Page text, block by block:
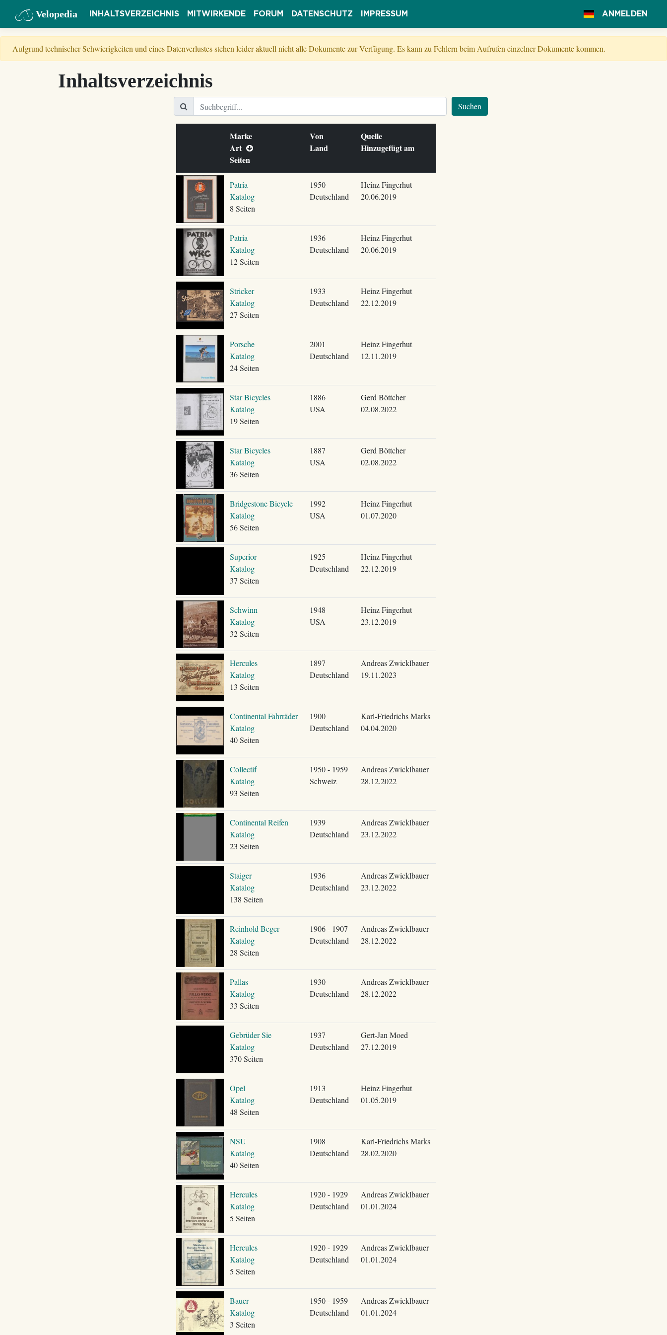
Velopedia INHALTSVERZEICHNIS MITWIRKENDE FORUM DATENSCHUTZ IMPRESSUM ANMELDEN
Aufgrund technischer Schwierigkeiten und eines Datenverlustes stehen leider aktuell nicht alle Dokumente zur Verfügung. Es kann zu Fehlern beim Aufrufen einzelner Dokumente kommen.
Inhaltsverzeichnis
Suchen
Marke
Art
Seiten
Von
Land
Quelle
Hinzugefügt am
Patria
Katalog
8 Seiten
1950
Deutschland
Heinz Fingerhut
20.06.2019
Patria
Katalog
12 Seiten
1936
Deutschland
Heinz Fingerhut
20.06.2019
Stricker
Katalog
27 Seiten
1933
Deutschland
Heinz Fingerhut
22.12.2019
Porsche
Katalog
24 Seiten
2001
Deutschland
Heinz Fingerhut
12.11.2019
Star Bicycles
Katalog
19 Seiten
1886
USA
Gerd Böttcher
02.08.2022
Star Bicycles
Katalog
36 Seiten
1887
USA
Gerd Böttcher
02.08.2022
Bridgestone Bicycle
Katalog
56 Seiten
1992
USA
Heinz Fingerhut
01.07.2020
Superior
Katalog
37 Seiten
1925
Deutschland
Heinz Fingerhut
22.12.2019
Schwinn
Katalog
32 Seiten
1948
USA
Heinz Fingerhut
23.12.2019
Hercules
Katalog
13 Seiten
1897
Deutschland
Andreas Zwicklbauer
19.11.2023
Continental Fahrräder
Katalog
40 Seiten
1900
Deutschland
Karl-Friedrichs Marks
04.04.2020
Collectif
Katalog
93 Seiten
1950 - 1959
Schweiz
Andreas Zwicklbauer
28.12.2022
Continental Reifen
Katalog
23 Seiten
1939
Deutschland
Andreas Zwicklbauer
23.12.2022
Staiger
Katalog
138 Seiten
1936
Deutschland
Andreas Zwicklbauer
23.12.2022
Reinhold Beger
Katalog
28 Seiten
1906 - 1907
Deutschland
Andreas Zwicklbauer
28.12.2022
Pallas
Katalog
33 Seiten
1930
Deutschland
Andreas Zwicklbauer
28.12.2022
Gebrüder Sie
Katalog
370 Seiten
1937
Deutschland
Gert-Jan Moed
27.12.2019
Opel
Katalog
48 Seiten
1913
Deutschland
Heinz Fingerhut
01.05.2019
NSU
Katalog
40 Seiten
1908
Deutschland
Karl-Friedrichs Marks
28.02.2020
Hercules
Katalog
5 Seiten
1920 - 1929
Deutschland
Andreas Zwicklbauer
01.01.2024
Hercules
Katalog
5 Seiten
1920 - 1929
Deutschland
Andreas Zwicklbauer
01.01.2024
Bauer
Katalog
3 Seiten
1950 - 1959
Deutschland
Andreas Zwicklbauer
01.01.2024